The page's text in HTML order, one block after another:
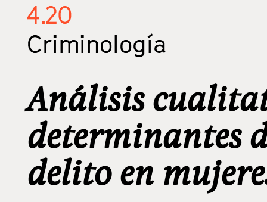
4.20
Criminología
Análisis
determinantes
delito en